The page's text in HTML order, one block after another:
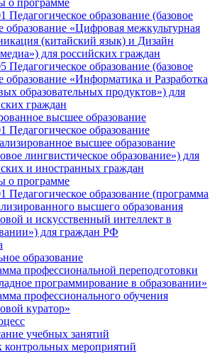
о программе
Педагогическое образование (базовое
образование «Цифровая межкультурная
(китайский язык) и Дизайн
для российских граждан
Педагогическое образование (базовое
образование «Информатика и Разработка
образовательных продуктов») для
граждан
высшее образование
Педагогическое образование
высшее образование
лингвистическое образование») для
и иностранных граждан
о программе
Педагогическое образование (программа
высшего образования
и искусственный интеллект в
для граждан РФ
образование
профессиональной переподготовки
программирование в образовании»
профессионального обучения
куратор»
учебных занятий
контрольных мероприятий